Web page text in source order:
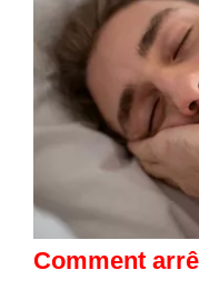
Comment